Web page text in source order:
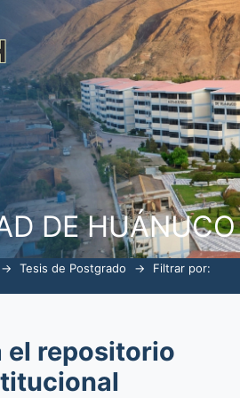
DE HUÁNUCO
→ Tesis de Postgrado →
Filtrar por:
el repositorio